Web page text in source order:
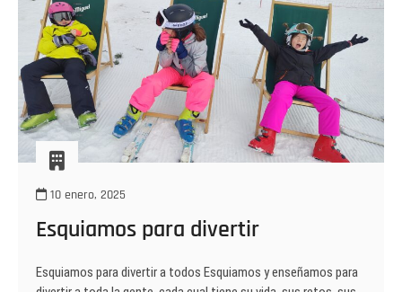
10 enero, 2025
Esquiamos para divertir
Esquiamos para divertir a todos Esquiamos y enseñamos para